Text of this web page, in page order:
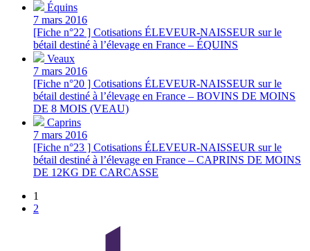
Équins
7 mars 2016
[Fiche n°22 ] Cotisations ÉLEVEUR-NAISSEUR sur le
bétail destiné à l’élevage en France – ÉQUINS
Veaux
7 mars 2016
[Fiche n°20 ] Cotisations ÉLEVEUR-NAISSEUR sur le
bétail destiné à l’élevage en France – BOVINS DE MOINS
DE 8 MOIS (VEAU)
Caprins
7 mars 2016
[Fiche n°23 ] Cotisations ÉLEVEUR-NAISSEUR sur le
bétail destiné à l’élevage en France – CAPRINS DE MOINS
DE 12KG DE CARCASSE
1
2